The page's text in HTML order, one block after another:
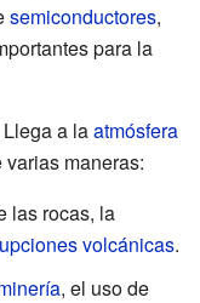
semiconductores,
para la
Llega a laatmósfera
varias maneras:
las rocas, la
volcánicas.
, el uso de